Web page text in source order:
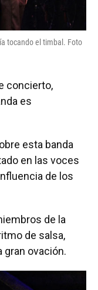
tocando el timbal. Foto
concierto,
es
esta banda
en las voces
de los
de la
de salsa,
gran ovación.